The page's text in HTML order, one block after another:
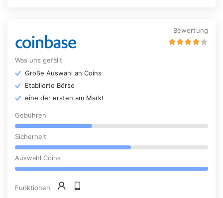
Bewertung
Was uns gefällt
Große Auswahl an Coins
Etablierte Börse
eine der ersten am Markt
Gebühren
Sicherheit
Auswahl Coins
Funktionen